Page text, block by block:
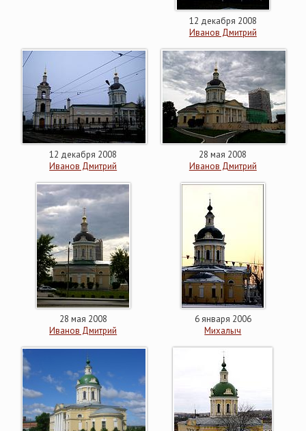
12 декабря 2008
Иванов Дмитрий
12 декабря 2008
Иванов Дмитрий
28 мая 2008
Иванов Дмитрий
28 мая 2008
Иванов Дмитрий
6 января 2006
Михалыч